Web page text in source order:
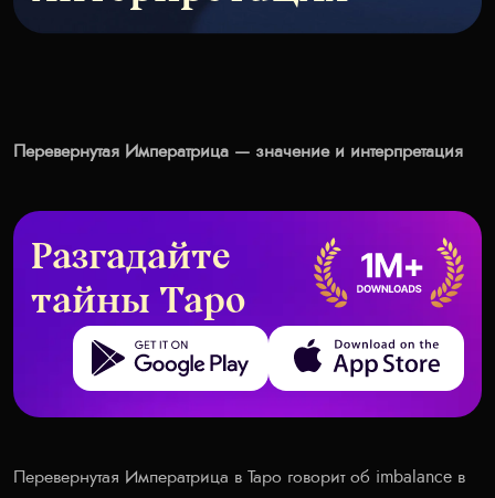
Перевернутая Императрица — значение и интерпретация
Разгадайте
тайны Таро
Get it on Google Play Download on the App Store
Перевернутая Императрица в Таро говорит об imbalance в